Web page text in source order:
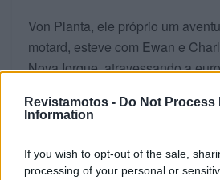
Revistamotos - Do Not Process
Information
If you wish to opt-out of the sale,
processing of your personal or
Von Planta, ele próprio um
motard, esteve com Ewan e
Nova Iorque, atravessando a
agora flagelada Ucrânia, o
a invasora Rússia, a travessia do
É também graças a ele e à sua